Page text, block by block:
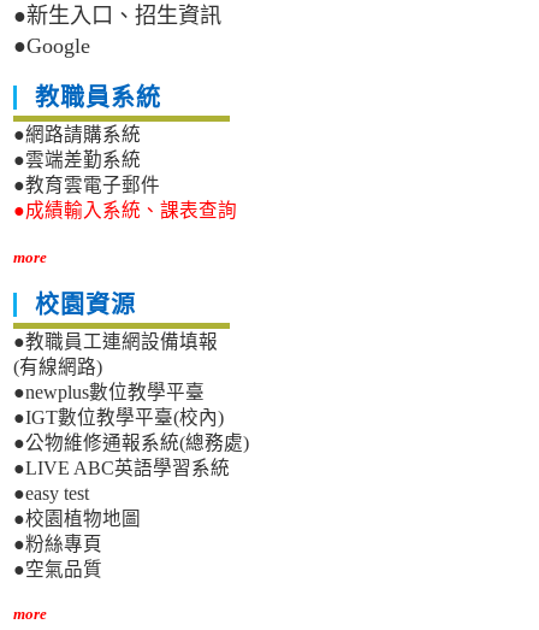
●新生入口、招生資訊
●Google
教職員系統
●網路請購系統
●雲端差勤系統
●教育雲電子郵件
●成績輸入系統、課表查詢
more
校園資源
●教職員工連網設備填報
(有線網路)
●newplus數位教學平臺
●IGT數位教學平臺(校內)
●公物維修通報系統(總務處)
●LIVE ABC英語學習系統
●easy test
●校園植物地圖
●粉絲專頁
●空氣品質
more